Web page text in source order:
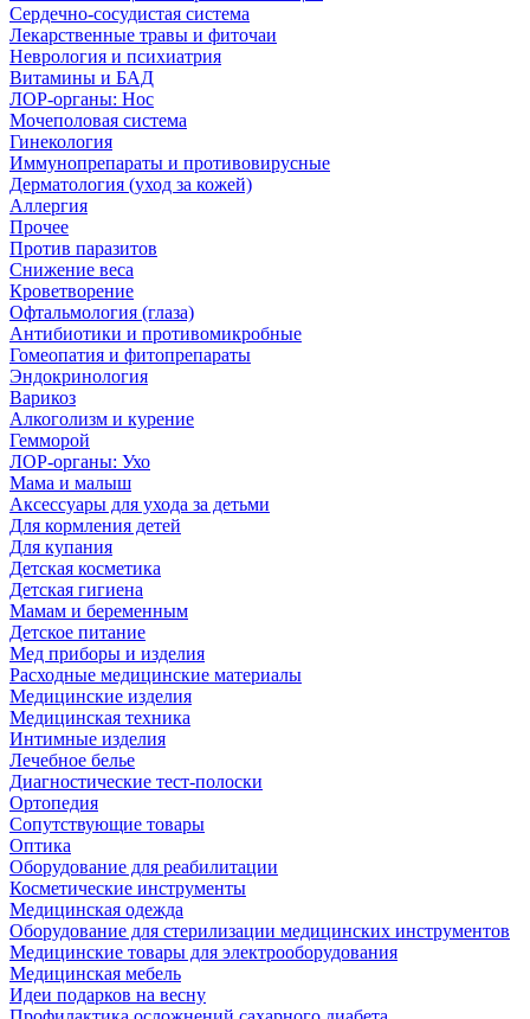
Сердечно-сосудистая система
Лекарственные травы и фиточаи
Неврология и психиатрия
Витамины и БАД
ЛОР-органы: Нос
Мочеполовая система
Гинекология
Иммунопрепараты и противовирусные
Дерматология (уход за кожей)
Аллергия
Прочее
Против паразитов
Снижение веса
Кроветворение
Офтальмология (глаза)
Антибиотики и противомикробные
Гомеопатия и фитопрепараты
Эндокринология
Варикоз
Алкоголизм и курение
Гемморой
ЛОР-органы: Ухо
Мама и малыш
Аксессуары для ухода за детьми
Для кормления детей
Для купания
Детская косметика
Детская гигиена
Мамам и беременным
Детское питание
Мед приборы и изделия
Расходные медицинские материалы
Медицинские изделия
Медицинская техника
Интимные изделия
Лечебное белье
Диагностические тест-полоски
Ортопедия
Сопутствующие товары
Оптика
Оборудование для реабилитации
Косметические инструменты
Медицинская одежда
Оборудование для стерилизации медицинских инструментов
Медицинские товары для электрооборудования
Медицинская мебель
Идеи подарков на весну